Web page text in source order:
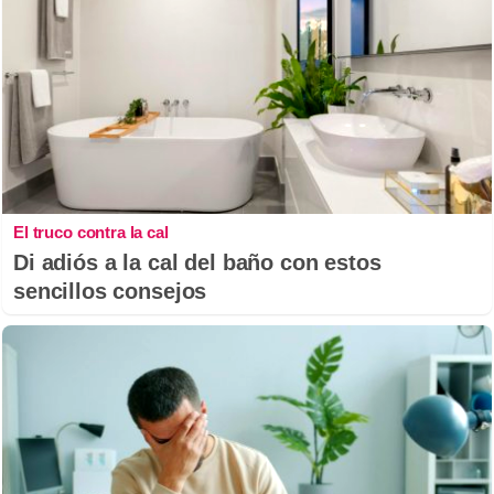
El truco contra la cal
Di adiós a la cal del baño con estos
sencillos consejos